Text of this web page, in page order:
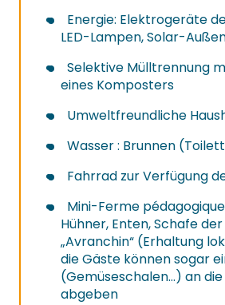
Energie: Elektrogeräte
LED-Lampen, Solar-
Selektive Mülltrennung
eines Komposters
Umweltfreundliche
Wasser : Brunnen
Fahrrad zur Verfügung
Mini-Ferme
Hühner, Enten, Schafe der
„Avranchin“ (Erhaltung
die Gäste können sogar
(Gemüseschalen…) an
abgeben